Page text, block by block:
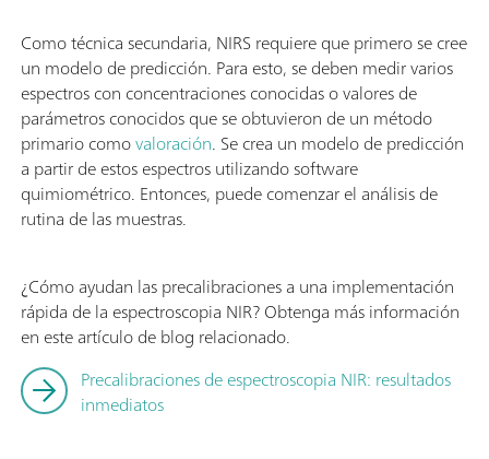
Como técnica secundaria, NIRS requiere que primero se cree
un modelo de predicción. Para esto, se deben medir varios
espectros con concentraciones conocidas o valores de
parámetros conocidos que se obtuvieron de un método
primario comovaloración. Se crea un modelo de predicción
a partir de estos espectros utilizando software
quimiométrico. Entonces, puede comenzar el análisis de
rutina de las muestras.
¿Cómo ayudan las precalibraciones a una implementación
rápida de la espectroscopia NIR? Obtenga más información
en este artículo de blog relacionado.
Precalibraciones de espectroscopia NIR: resultados
inmediatos